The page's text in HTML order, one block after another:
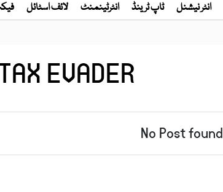
انٹر نیشنل ٹاپ ٹرینڈ انٹرٹینمنٹ لائف اسٹائل
EVADER
No Post found